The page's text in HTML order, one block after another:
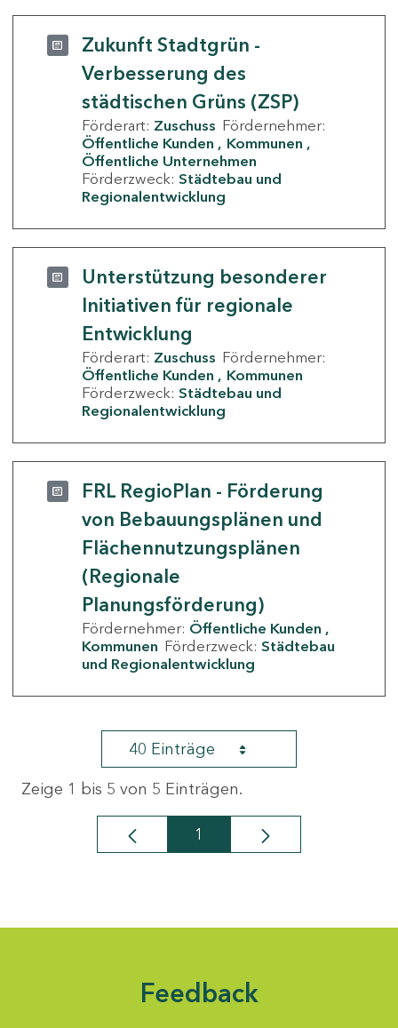
Zukunft Stadtgrün -
Verbesserung des
städtischen Grüns (ZSP)
Förderart: Zuschuss Fördernehmer:
Öffentliche Kunden
Kommunen
Öffentliche Unternehmen
Förderzweck: Städtebau und
Regionalentwicklung
Unterstützung besonderer
Initiativen für regionale
Entwicklung
Förderart: Zuschuss Fördernehmer:
Öffentliche Kunden
Kommunen
Förderzweck: Städtebau und
Regionalentwicklung
FRL RegioPlan - Förderung
von Bebauungsplänen und
Flächennutzungsplänen
(Regionale
Planungsförderung)
Fördernehmer: Öffentliche Kunden
Kommunen Förderzweck: Städtebau
und Regionalentwicklung
40 Einträge
Zeige 1 bis 5 von 5 Einträgen.
Seite
1
Feedback